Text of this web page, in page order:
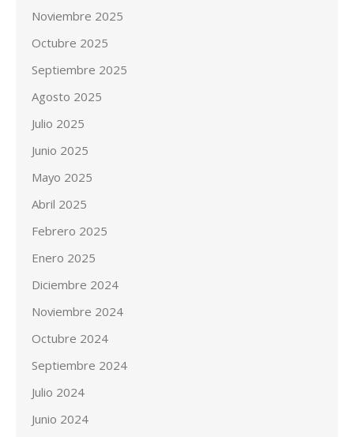
Noviembre 2025
Octubre 2025
Septiembre 2025
Agosto 2025
Julio 2025
Junio 2025
Mayo 2025
Abril 2025
Febrero 2025
Enero 2025
Diciembre 2024
Noviembre 2024
Octubre 2024
Septiembre 2024
Julio 2024
Junio 2024